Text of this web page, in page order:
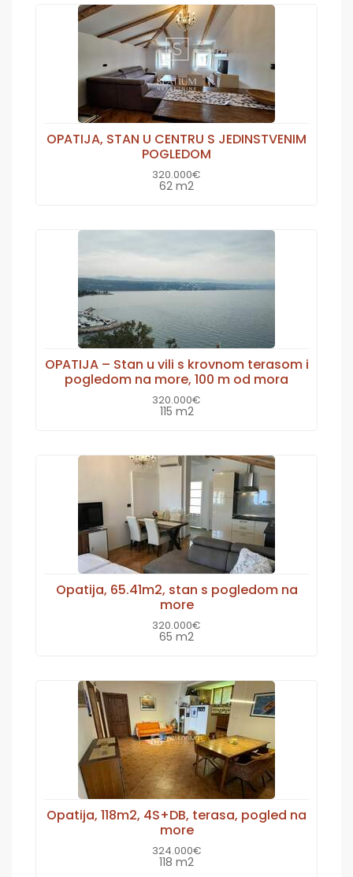
OPATIJA, STAN U CENTRU S JEDINSTVENIM
POGLEDOM
320.000€
62 m2
OPATIJA – Stan u vili s krovnom terasom i
pogledom na more, 100 m od mora
320.000€
115 m2
Opatija, 65.41m2, stan s pogledom na
more
320.000€
65 m2
Opatija, 118m2, 4S+DB, terasa, pogled na
more
324.000€
118 m2